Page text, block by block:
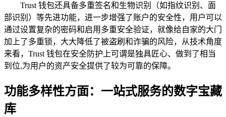
Trust 钱包还具备多重签名和生物识别（如指纹识别、面
部识别）等先进功能，进一步增强了账户的安全性，用户可以
通过设置复杂的密码和启用多重安全验证，就像给自家的大门
加上了多重锁，大大降低了被盗刷和诈骗的风险，从技术角度
来看，Trust 钱包在安全防护上可谓是独具匠心、做到了相当
到位,为用户的资产安全提供了较为可靠的保障。
功能多样性方面：一站式服务的数字宝藏
库